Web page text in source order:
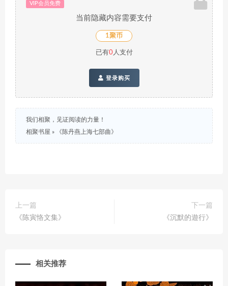
VIP会员免费
当前隐藏内容需要支付
1聚币
已有0人支付
登录购买
我们相聚，见证阅读的力量！
相聚书屋 » 《陈丹燕上海七部曲》
上一篇
《陈寅恪文集》
下一篇
《沉默的遊行》
相关推荐